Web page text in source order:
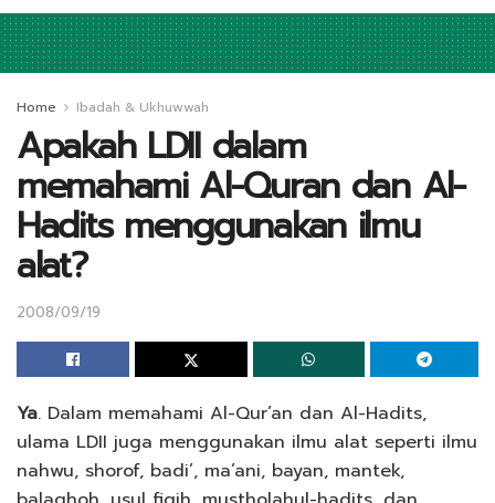
Home Ibadah & Ukhuwwah
Apakah LDII dalam
memahami Al-Quran dan Al-
Hadits menggunakan ilmu
alat?
2008/09/19
Ya. Dalam memahami Al-Qur’an dan Al-Hadits,
ulama LDII juga menggunakan ilmu alat seperti ilmu
nahwu, shorof, badi’, ma’ani, bayan, mantek,